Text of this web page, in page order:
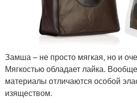
Замша – не просто мягкая, но и
Мягкостью обладает лайка.
материалы отличаются особой
изяществом.